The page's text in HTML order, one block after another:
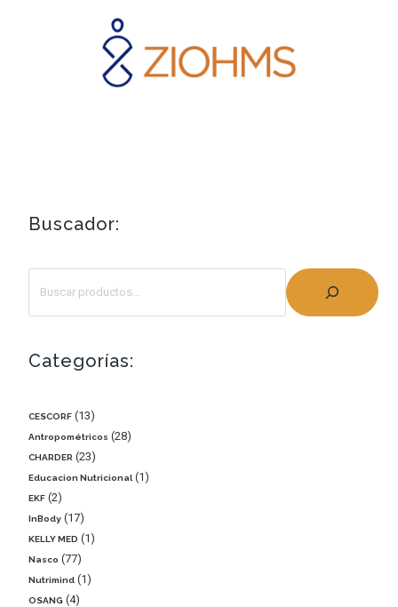
Buscador:
Categorías:
CESCORF 13
Antropométricos 28
CHARDER 23
Educacion Nutricional 1
EKF 2
InBody 17
KELLY MED 1
Nasco 77
Nutrimind 1
OSANG 4